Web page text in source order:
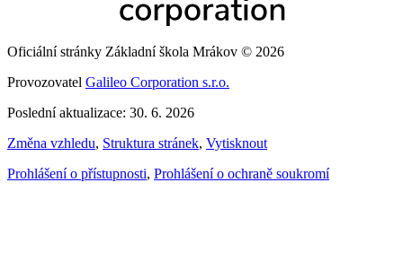
Oficiální stránky Základní škola Mrákov © 2026
Provozovatel Galileo Corporation s.r.o.
Poslední aktualizace: 30. 6. 2026
Změna vzhledu, Struktura stránek, Vytisknout
Prohlášení o přístupnosti, Prohlášení o ochraně soukromí